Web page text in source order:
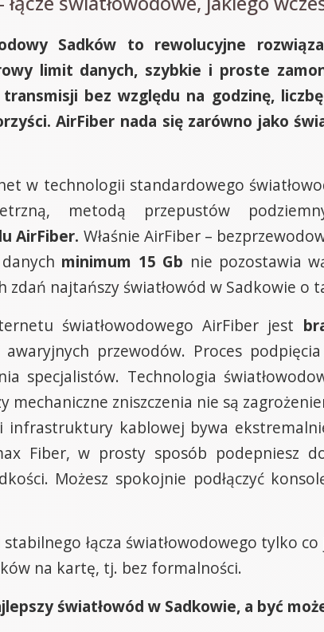
Sadków to rewolucyjne
limit danych, szybkie i proste
bez względu na godzinę,
AirFiber nada się zarówno jako
w technologii standardowego
metodą przepustów
AirFiber. Właśnie AirFiber –
minimum 15 Gb nie pozostawia
najtańszy światłowód w Sadkowie o
światłowodowego AirFiber jest
przewodów. Proces
specjalistów. Technologia
mechaniczne zniszczenia nie są
kablowej bywa
Fiber, w prosty sposób podepniesz
Możesz spokojnie podłączyć
łącza światłowodowego tylko
na kartę, tj. bez formalności.
światłowód w Sadkowie, a być